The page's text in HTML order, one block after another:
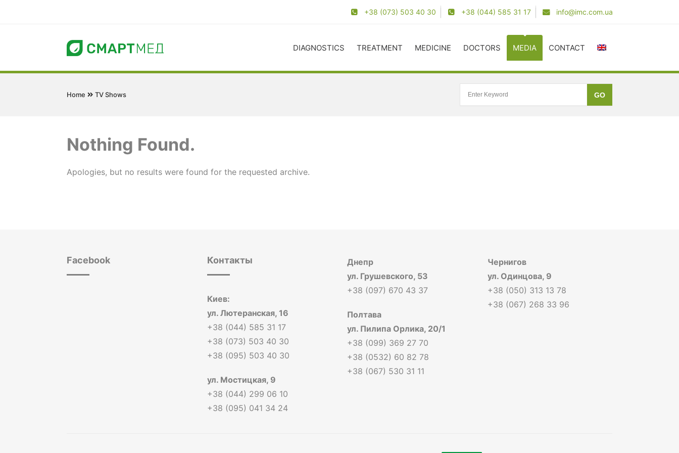
+38 (073) 503 40 30 +38 (044) 585 31 17 info@imc.com.ua
DIAGNOSTICS TREATMENT MEDICINE DOCTORS MEDIA CONTACT
Home TV Shows
Nothing Found.
Apologies, but no results were found for the requested archive.
Facebook Контакты
Киев:
ул. Лютеранская, 16
+38 (044) 585 31 17
+38 (073) 503 40 30
+38 (095) 503 40 30
ул. Мостицкая, 9
+38 (044) 299 06 10
+38 (095) 041 34 24
Днепр
ул. Грушевского, 53
+38 (097) 670 43 37
Полтава
ул. Пилипа Орлика, 20/1
+38 (099) 369 27 70
+38 (0532) 60 82 78
+38 (067) 530 31 11
Чернигов
ул. Одинцова, 9
+38 (050) 313 13 78
+38 (067) 268 33 96